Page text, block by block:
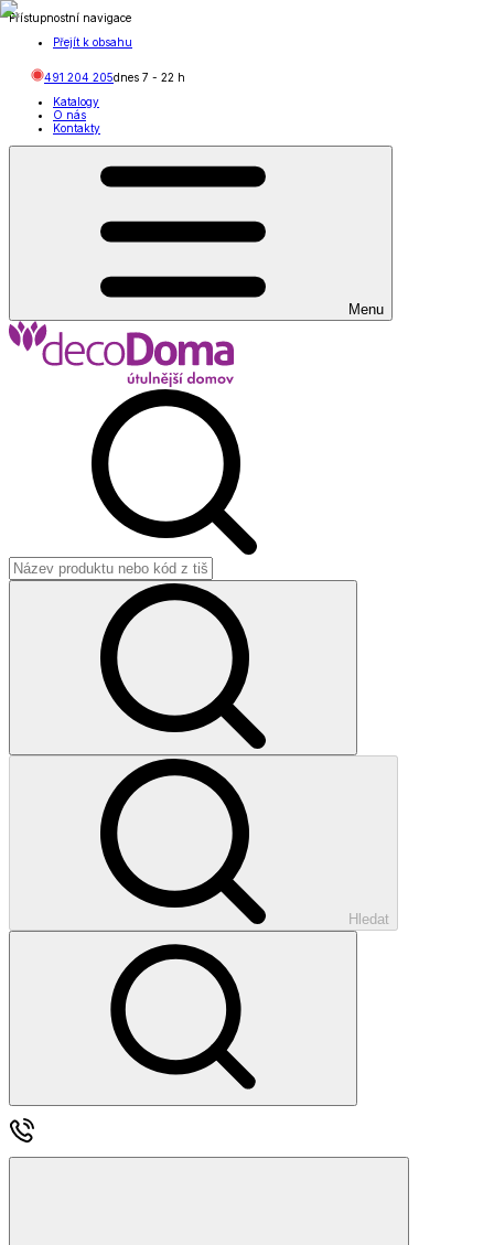
Přístupnostní navigace
Přejít k obsahu
491 204 205dnes 7 - 22 h
Katalogy
O nás
Kontakty
Menu
Hledat